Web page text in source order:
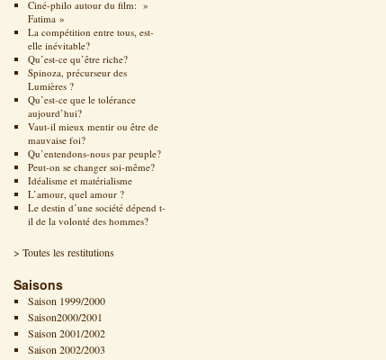
Ciné-philo autour du film: »
Fatima »
La compétition entre tous, est-
elle inévitable?
Qu’est-ce qu’être riche?
Spinoza, précurseur des
Lumières ?
Qu’est-ce que le tolérance
aujourd’hui?
Vaut-il mieux mentir ou être de
mauvaise foi?
Qu’entendons-nous par peuple?
Peut-on se changer soi-même?
Idéalisme et matérialisme
L’amour, quel amour ?
Le destin d’une société dépend t-
il de la volonté des hommes?
> Toutes les restitutions
Saisons
Saison 1999/2000
Saison2000/2001
Saison 2001/2002
Saison 2002/2003